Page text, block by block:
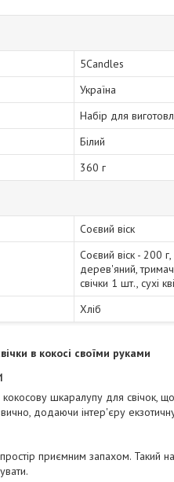
5Candles
Україна
Набір для
Білий
360 г
Соєвий віск
Соєвий віск - 200
дерев'яний,
свічки 1 шт., сухі
Хліб
в кокосі своїми руками
шкаралупу для свічок,
додаючи інтер'єру
приємним запахом. Такий